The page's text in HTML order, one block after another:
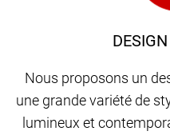
Nous proposons un
une grande variété de
lumineux et